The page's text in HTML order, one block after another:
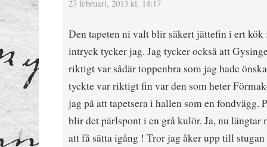
27 februari, 2013 kl. 14:17
Den tapeten ni valt blir säkert jättefin i ert
intryck tycker jag. Jag tycker också att
riktigt var sådär toppenbra som jag hade
tyckte var riktigt fin var den som heter
jag på att tapetsera i hallen som en fondvägg.
blir det pärlspont i en grå kulör. Ja, nu längtar
att få sätta igång ! Tror jag åker upp till